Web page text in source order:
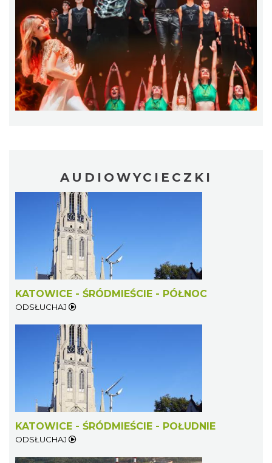
Śląsko Wilijo
Chorzów
2026-12-13
4.50 km
Kwiatkowskiego w Tichauer Art Gallery
Koncert Sandry w Gliwicach
Gliwice
AUDIOWYCIECZKI
KATOWICE - ŚRÓDMIEŚCIE - PÓŁNOC
ODSŁUCHAJ
KATOWICE - ŚRÓDMIEŚCIE - POŁUDNIE
ODSŁUCHAJ